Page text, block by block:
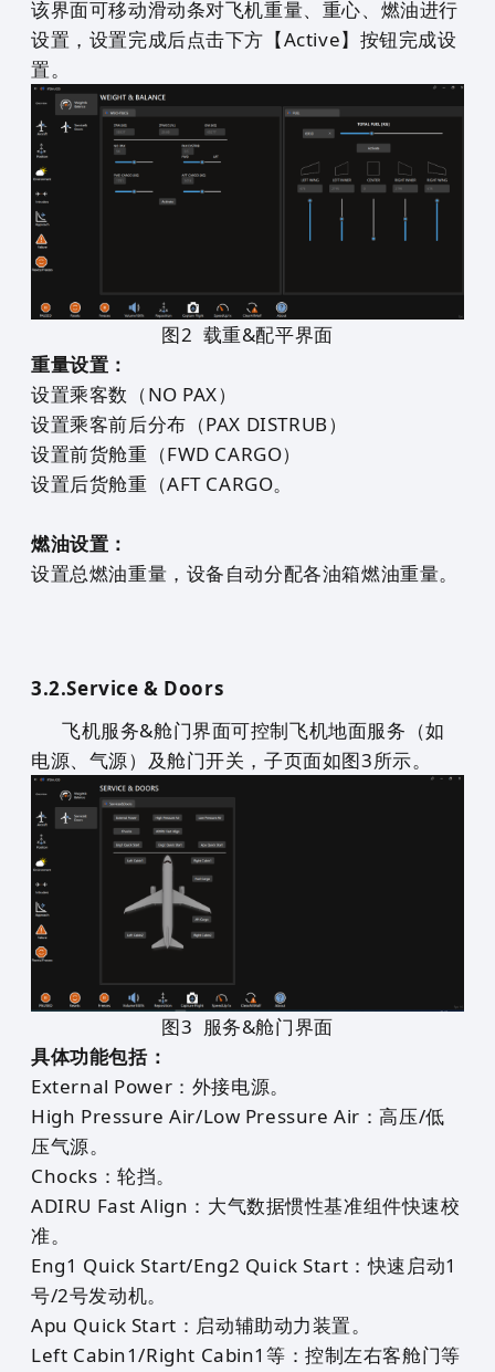
该界面可移动滑动条对飞机重量、重心、燃油进行
设置，设置完成后点击下方 【Active】按钮完成设
置。
图2 载重&配平界面
重量设置：
设置乘客数（NO PAX）
设置乘客前后分布（PAX DISTRUB）
设置前货舱重（FWD CARGO）
设置后货舱重（AFT CARGO。
燃油设置：
设置总燃油重量，设备自动分配各油箱燃油重量。
3.2.Service & Doors
飞机服务&舱门界面可控制飞机地面服务（如
电源、气源）及舱门开关，子页面如图3所示。
图3 服务&舱门界面
具体功能包括：
External Power：外接电源。
High Pressure Air/Low Pressure Air：高压/低
压气源。
Chocks：轮挡。
ADIRU Fast Align：大气数据惯性基准组件快速校
准。
Eng1 Quick Start/Eng2 Quick Start：快速启动1
号/2号发动机。
Apu Quick Start：启动辅助动力装置。
Left Cabin1/Right Cabin1等：控制左右客舱门等